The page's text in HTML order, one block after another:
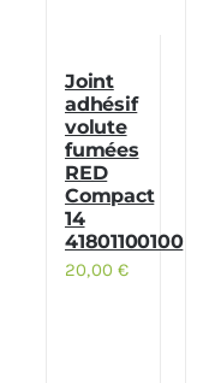
Joint
adhésif
volute
fumées
RED
Compact
14
41801100100
20,00€